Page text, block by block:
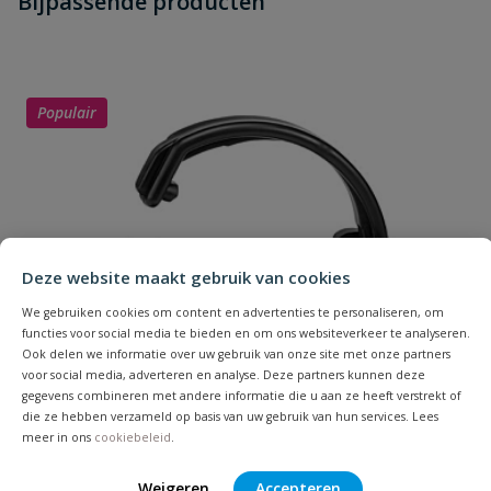
Deze website maakt gebruik van cookies
We gebruiken cookies om content en advertenties te personaliseren, om
functies voor social media te bieden en om ons websiteverkeer te analyseren.
Ook delen we informatie over uw gebruik van onze site met onze partners
voor social media, adverteren en analyse. Deze partners kunnen deze
gegevens combineren met andere informatie die u aan ze heeft verstrekt of
die ze hebben verzameld op basis van uw gebruik van hun services. Lees
meer in ons cookiebeleid.
dit product?
Schrijf zelf een beoordeling
Uw waardering:
Naam
Samenvatting
Beoordeling
Populair